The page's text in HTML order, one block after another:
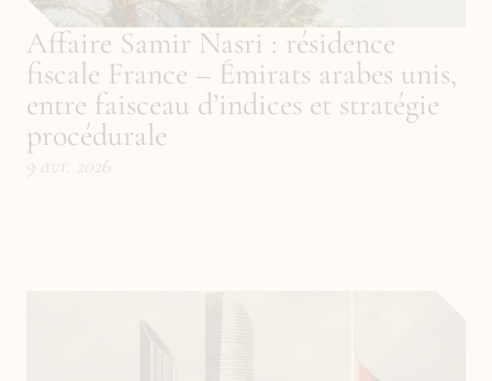
Affaire Samir Nasri : résidence
fiscale France – Émirats arabes unis,
entre faisceau d’indices et stratégie
procédurale
9 avr. 2026